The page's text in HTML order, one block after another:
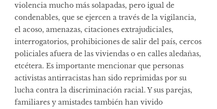
violencia mucho más solapadas, pero igual de
condenables, que se ejercen a través de la vigilancia,
el acoso, amenazas, citaciones extrajudiciales,
interrogatorios, prohibiciones de salir del país, cercos
policiales afuera de las viviendas o en calles aledañas,
etcétera. Es importante mencionar que personas
activistas antirracistas han sido reprimidas por su
lucha contra la discriminación racial. Y sus parejas,
familiares y amistades también han vivido